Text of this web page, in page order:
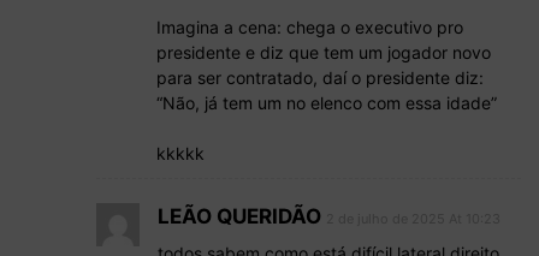
Imagina a cena: chega o executivo pro
presidente e diz que tem um jogador novo
para ser contratado, daí o presidente diz:
“Não, já tem um no elenco com essa idade”
kkkkk
LEÃO QUERIDÃO